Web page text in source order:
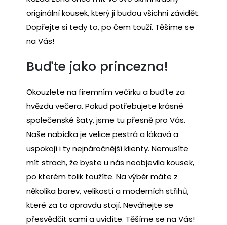
originální kousek, který ji budou všichni závidět.
Dopřejte si tedy to, po čem touží. Těšíme se
na Vás!
Buďte jako princezna!
Okouzlete na firemním večírku a buďte za
hvězdu večera. Pokud potřebujete krásné
společenské šaty, jsme tu přesně pro Vás.
Naše nabídka je velice pestrá a lákavá a
uspokojí i ty nejnáročnější klienty. Nemusíte
mít strach, že byste u nás neobjevila kousek,
po kterém tolik toužíte. Na výběr máte z
několika barev, velikostí a moderních střihů,
které za to opravdu stojí. Neváhejte se
přesvědčit sami a uvidíte. Těšíme se na Vás!